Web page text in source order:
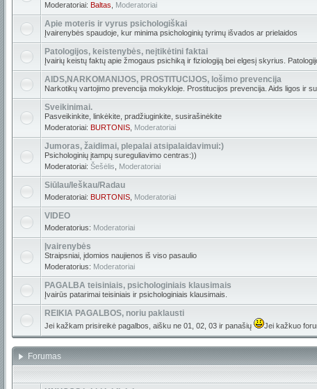
Moderatoriai: Baltas Moderatoriai
Apie moteris ir vyrus psichologiškai
Įvairenybės spaudoje, kur minima psichologinių tyrimų išvados ar prielaidos
Patologijos, keistenybės, neįtikėtini faktai
Įvairių keistų faktų apie žmogaus psichiką ir fiziologiją bei elgesį skyrius.
AIDS,NARKOMANIJOS, PROSTITUCIJOS, lošimo prevencija
Narkotikų vartojimo prevencija mokykloje. Prostitucijos prevencija. Aids ligos ir
Sveikinimai.
Pasveikinkite, linkėkite, pradžiuginkite, susirašinėkite
Moderatoriai: BURTONIS Moderatoriai
Jumoras, žaidimai, plepalai atsipalaidavimui:)
Psichologinių įtampų sureguliavimo centras:))
Moderatoriai: Šešėlis Moderatoriai
Siūlau/Ieškau/Radau
Moderatoriai: BURTONIS Moderatoriai
VIDEO
Moderatorius: Moderatoriai
Įvairenybės
Straipsniai, įdomios naujienos iš viso pasaulio
Moderatorius: Moderatoriai
PAGALBA teisiniais, psichologiniais klausimais
Įvairūs patarimai teisiniais ir psichologiniais klausimais.
REIKIA PAGALBOS, noriu paklausti
Jei kažkam prisireikė pagalbos, aišku ne 01, 02, 03 ir panašių Jei kažkuo
Forumas